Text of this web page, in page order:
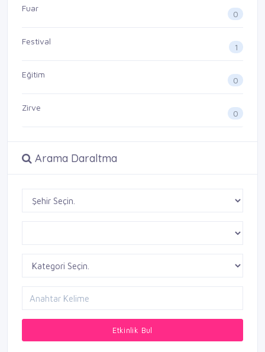
Fuar
0
Festival
1
Eğitim
0
Zirve
0
Arama Daraltma
Etkinlik Bul